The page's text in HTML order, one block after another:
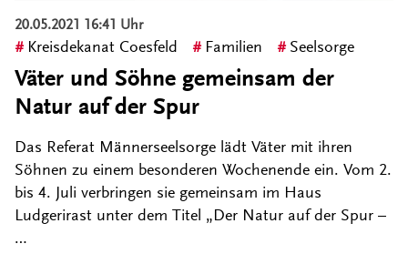
20.05.2021 16:41 Uhr
Kreisdekanat Coesfeld Familien Seelsorge
Väter und Söhne gemeinsam der
Natur auf der Spur
Das Referat Männerseelsorge lädt Väter mit ihren
Söhnen zu einem besonderen Wochenende ein. Vom 2.
bis 4. Juli verbringen sie gemeinsam im Haus
Ludgerirast unter dem Titel „Der Natur auf der Spur –
…